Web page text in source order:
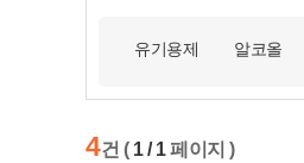
유기용제 알코올
4건 ( 1 / 1페이지 )